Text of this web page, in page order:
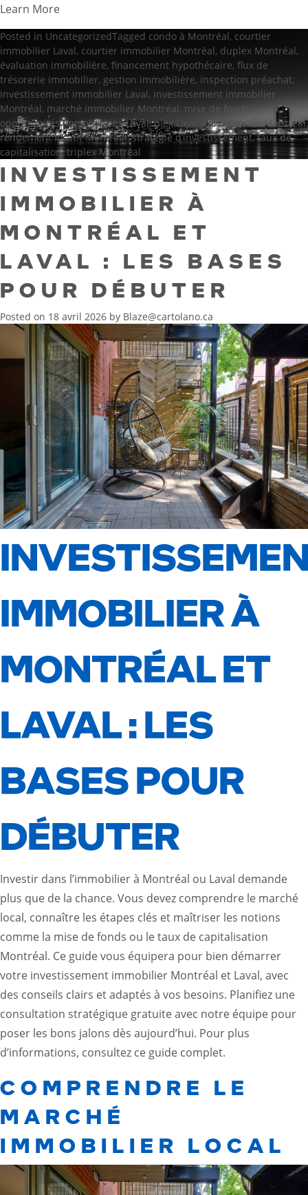
Learn More
Posted in UncategorizedTagged condo à Montréal, courtier
immobilier Laval, courtier immobilier Montréal, duplex Montréal,
évaluation immobilière, financement hypothécaire, flux de
trésorerie immobilier, gestion immobilière, inspection préachat,
investissement immobilier Laval, investissement immobilier
Montréal, marché immobilier Montréal, mise de fonds,
opportunités immobilières Laval,plex Laval quartiers de Montréal,
rendement locatif Montréal,stratégie d’investissement,taux de
capitalisation,triplex Montréal
INVESTISSEMENT
IMMOBILIER À
MONTRÉAL ET
LAVAL : LES BASES
POUR DÉBUTER
Posted on 18 avril 2026 by Blaze@cartolano.ca
IMMOBILIER À
MONTRÉAL ET
LAVAL : LES
BASES POUR
DÉBUTER
Investir dans l’immobilier à Montréal ou Laval demande
plus que de la chance. Vous devez comprendre le marché
local, connaître les étapes clés et maîtriser les notions
comme la mise de fonds ou le taux de capitalisation
Montréal. Ce guide vous équipera pour bien démarrer
votre investissement immobilier Montréal et Laval, avec
des conseils clairs et adaptés à vos besoins. Planifiez une
consultation stratégique gratuite avec notre équipe pour
poser les bons jalons dès aujourd’hui. Pour plus
d’informations, consultez ce guide complet.
COMPRENDRE LE
MARCHÉ
IMMOBILIER LOCAL